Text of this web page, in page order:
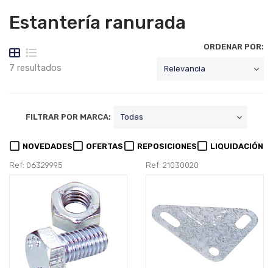
Estantería ranurada
7 resultados
ORDENAR POR:
FILTRAR POR MARCA:
NOVEDADES OFERTAS REPOSICIONES LIQUIDACIÓN
Ref: 06329995 Ref: 21030020